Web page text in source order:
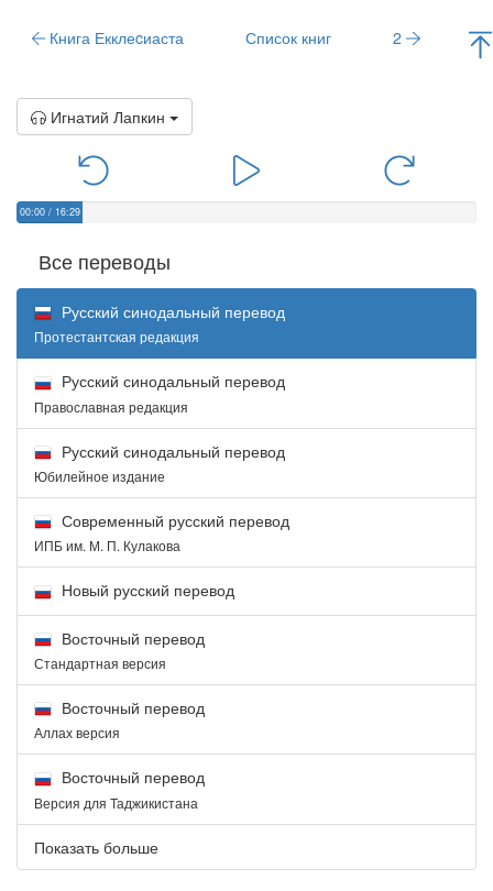
Книга Екклеcиаста Список книг 2
Игнатий Лапкин
00:00 / 16:29
Все переводы
Русский синодальный перевод
Протестантская редакция
Русский синодальный перевод
Православная редакция
Русский синодальный перевод
Юбилейное издание
Современный русский перевод
ИПБ им. М. П. Кулакова
Новый русский перевод
Восточный перевод
Стандартная версия
Восточный перевод
Аллах версия
Восточный перевод
Версия для Таджикистана
Показать больше